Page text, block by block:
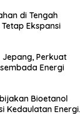
di Tengah
Ekspansi
Jepang, Perkuat
Energi
Bioetanol
Kedaulatan Energi